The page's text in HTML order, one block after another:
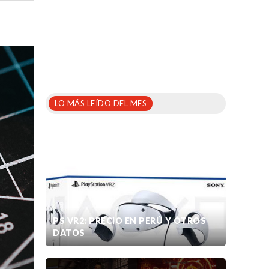
LO MÁS LEÍDO DEL MES
PS VR2: PRECIO EN PERÚ Y OTROS
DATOS